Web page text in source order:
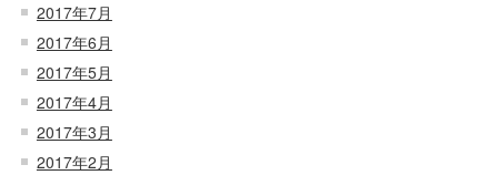
2017年7月
2017年6月
2017年5月
2017年4月
2017年3月
2017年2月